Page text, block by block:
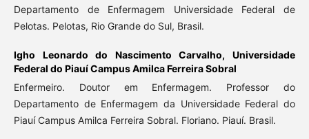
Departamento de Enfermagem Universidade Federal de
Pelotas. Pelotas, Rio Grande do Sul, Brasil.
Igho Leonardo do Nascimento Carvalho,Universidade
Federal do Piauí Campus Amilca Ferreira Sobral
Enfermeiro. Doutor em Enfermagem. Professor do
Departamento de Enfermagem da Universidade Federal do
Piauí Campus Amilca Ferreira Sobral. Floriano. Piauí. Brasil.